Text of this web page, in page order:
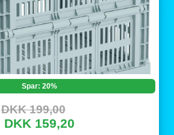
Spar: 20%
DKK 199,00
DKK 159,20